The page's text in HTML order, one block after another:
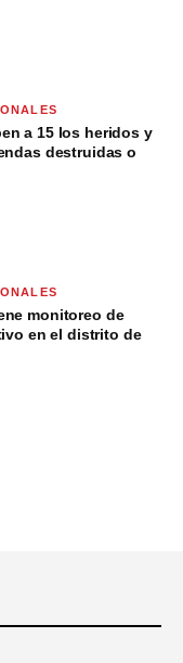
a 15 los heridos y
destruidas o
monitoreo de
en el distrito de